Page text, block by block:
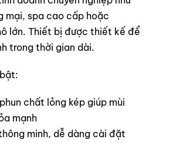
mại, spa cao cấp hoặc
lớn. Thiết bị được thiết kế để
trong thời gian dài.
chất lỏng kép giúp mùi
mạnh
minh, dễ dàng cài đặt